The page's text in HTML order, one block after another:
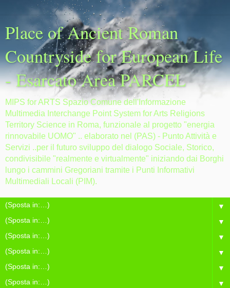
Place of Ancient Roman
Countryside for European Life
- Esarcato Area PARCEL
MIPS for ARTS Spazio Comune dell'Informazione
Multimedia Interchange Point System for Arts Religions
Territory Science in Roma, funzionale al progetto "energia
rinnovabile UOMO" .. elaborato nel (PAS) - Punto Attività e
Servizi ..per il futuro sviluppo del dialogo Sociale, Storico,
condivisibile "realmente e virtualmente" iniziando dai Borghi
lungo i cammini Gregoriani tramite i Punti Informativi
Multimediali Locali (PIM).
▼
▼
▼
▼
▼
▼